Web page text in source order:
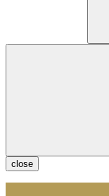
close